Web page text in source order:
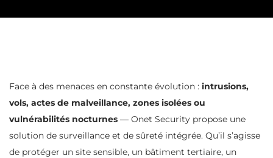
Face à des menaces en constante évolution : intrusions,
vols, actes de malveillance, zones isolées ou
vulnérabilités nocturnes — Onet Security propose une
solution de surveillance et de sûreté intégrée. Qu’il s’agisse
de protéger un site sensible, un bâtiment tertiaire, un